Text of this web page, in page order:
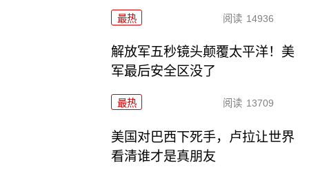
最热 阅读 14936
解放军五秒镜头颠覆太平洋！美
军最后安全区没了
最热 阅读 13709
美国对巴西下死手，卢拉让世界
看清谁才是真朋友